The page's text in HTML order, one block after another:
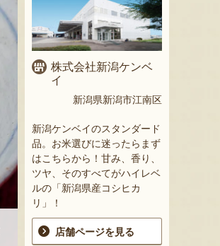
株式会社新潟ケンベ
イ
新潟県新潟市江南区
新潟ケンベイのスタンダード
品。お米選びに迷ったらまず
はこちらから！甘み、香り、
ツヤ、そのすべてがハイレベ
ルの「新潟県産コシヒカ
リ」！
店舗ページを見る